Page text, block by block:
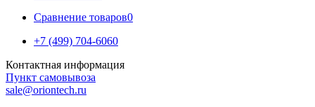
Сравнение товаров0
+7 (499) 704-6060
Контактная информация
Пункт самовывоза
sale@oriontech.ru